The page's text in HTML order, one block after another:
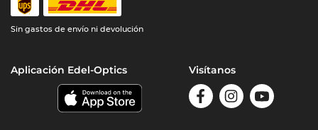
Sin gastos de envío ni devolución
Aplicación Edel-Optics Visítanos